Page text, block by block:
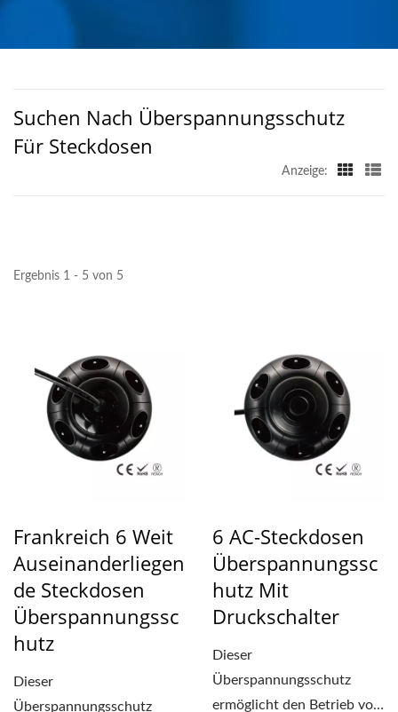
TAIWAN | AHOKU
Suchen Nach Überspannungsschutz
Für Steckdosen
Anzeige:
Ergebnis 1 - 5 von 5
Frankreich 6 Weit
Auseinanderliegen
De Steckdosen
Überspannungssc
Hutz
Dieser
Überspannungsschutz
6 AC-Steckdosen
Überspannungssc
Hutz Mit
Druckschalter
Dieser
Überspannungsschutz
ermöglicht den Betrieb von